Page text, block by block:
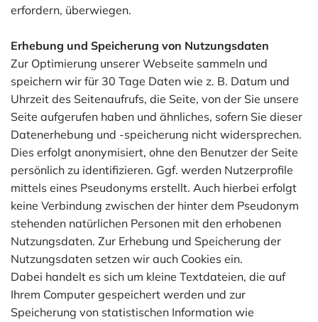
erfordern, überwiegen.
Erhebung und Speicherung von Nutzungsdaten
Zur Optimierung unserer Webseite sammeln und
speichern wir für 30 Tage Daten wie z. B. Datum und
Uhrzeit des Seitenaufrufs, die Seite, von der Sie unsere
Seite aufgerufen haben und ähnliches, sofern Sie dieser
Datenerhebung und -speicherung nicht widersprechen.
Dies erfolgt anonymisiert, ohne den Benutzer der Seite
persönlich zu identifizieren. Ggf. werden Nutzerprofile
mittels eines Pseudonyms erstellt. Auch hierbei erfolgt
keine Verbindung zwischen der hinter dem Pseudonym
stehenden natürlichen Personen mit den erhobenen
Nutzungsdaten. Zur Erhebung und Speicherung der
Nutzungsdaten setzen wir auch Cookies ein.
Dabei handelt es sich um kleine Textdateien, die auf
Ihrem Computer gespeichert werden und zur
Speicherung von statistischen Information wie